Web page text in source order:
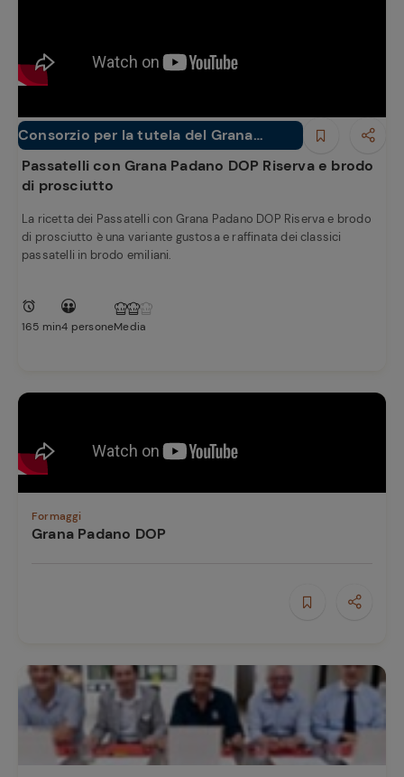
Consorzio per la tutela del Grana
Padano
Primi piatti
Passatelli con Grana Padano DOP Riserva e brodo
di prosciutto
La ricetta dei Passatelli con Grana Padano DOP Riserva e brodo
di prosciutto è una variante gustosa e raffinata dei classici
passatelli in brodo emiliani.
165 min4 personeMedia
Formaggi
Grana Padano DOP